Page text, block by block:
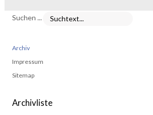
Suchen ...
Archiv
Impressum
Sitemap
Archivliste